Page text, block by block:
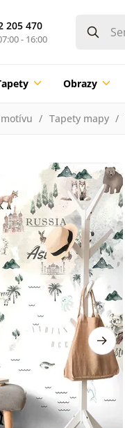
205 470
- 16:00
Obrazy
Tapety mapy